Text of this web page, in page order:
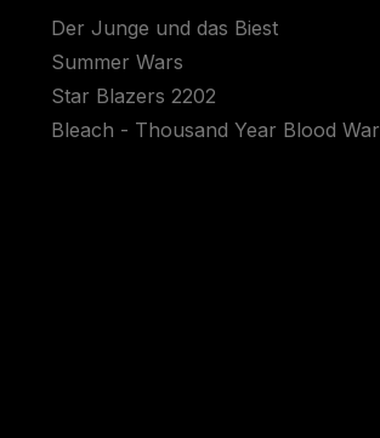
Der Junge und das Biest
Summer Wars
Star Blazers 2202
Bleach - Thousand Year Blood War